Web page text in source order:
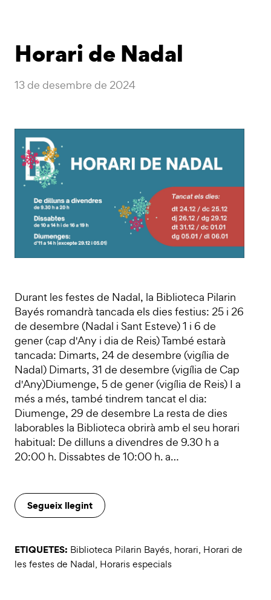
Horari de Nadal
13 de desembre de 2024
Durant les festes de Nadal, la Biblioteca Pilarin
Bayés romandrà tancada els dies festius: 25 i 26
de desembre (Nadal i Sant Esteve) 1 i 6 de
gener (cap d'Any i dia de Reis) També estarà
tancada: Dimarts, 24 de desembre (vigília de
Nadal) Dimarts, 31 de desembre (vigília de Cap
d'Any)Diumenge, 5 de gener (vigília de Reis) I a
més a més, també tindrem tancat el dia:
Diumenge, 29 de desembre La resta de dies
laborables la Biblioteca obrirà amb el seu horari
habitual: De dilluns a divendres de 9.30 h a
20:00 h. Dissabtes de 10:00 h. a…
Segueix llegint
ETIQUETES: Biblioteca Pilarin Bayés, horari, Horari de
les festes de Nadal, Horaris especials